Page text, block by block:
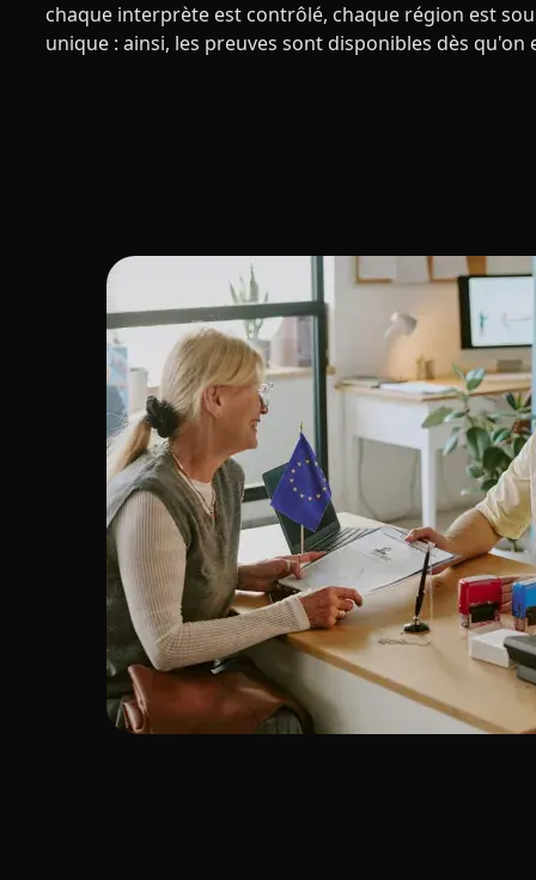
chaque interprète est contrôlé, chaque région est
unique : ainsi, les preuves sont disponibles dès qu'on